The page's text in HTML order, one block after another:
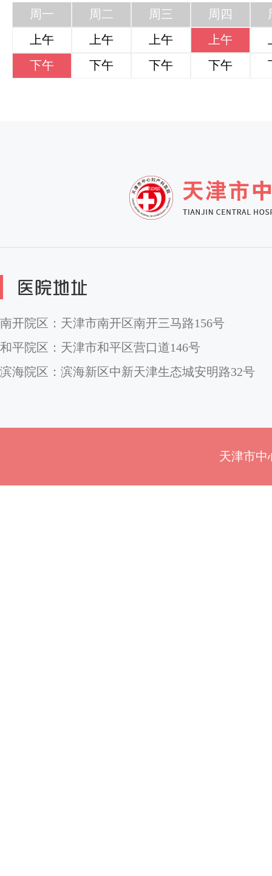
周一 周二 周三 周四
上午
上午 上午 上午
下午
下午 下午 下午
南开院区：天津市南开区南开三马路156号
和平院区：天津市和平区营口道146号
滨海院区：滨海新区中新天津生态城安明路32号
天津市中